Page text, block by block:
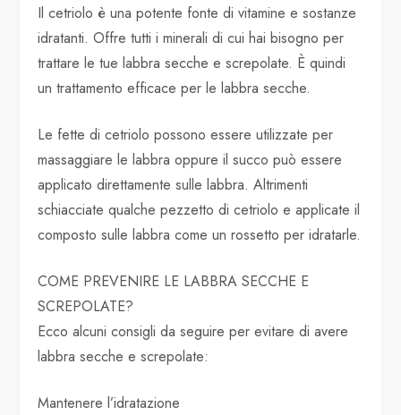
Il cetriolo è una potente fonte di vitamine e sostanze
idratanti. Offre tutti i minerali di cui hai bisogno per
trattare le tue labbra secche e screpolate. È quindi
un trattamento efficace per le labbra secche.
Le fette di cetriolo possono essere utilizzate per
massaggiare le labbra oppure il succo può essere
applicato direttamente sulle labbra. Altrimenti
schiacciate qualche pezzetto di cetriolo e applicate il
composto sulle labbra come un rossetto per idratarle.
COME PREVENIRE LE LABBRA SECCHE E
SCREPOLATE?
Ecco alcuni consigli da seguire per evitare di avere
labbra secche e screpolate:
Mantenere l’idratazione